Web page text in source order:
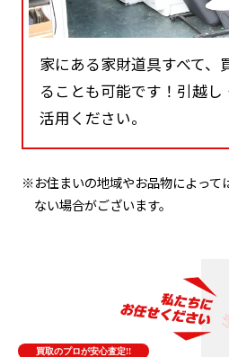
家にある家財道具すべて、
ることも可能です！引越
活用ください。
※お住まいの地域やお品物によって
ない場合がございます。
買取のプロが安心査定!!